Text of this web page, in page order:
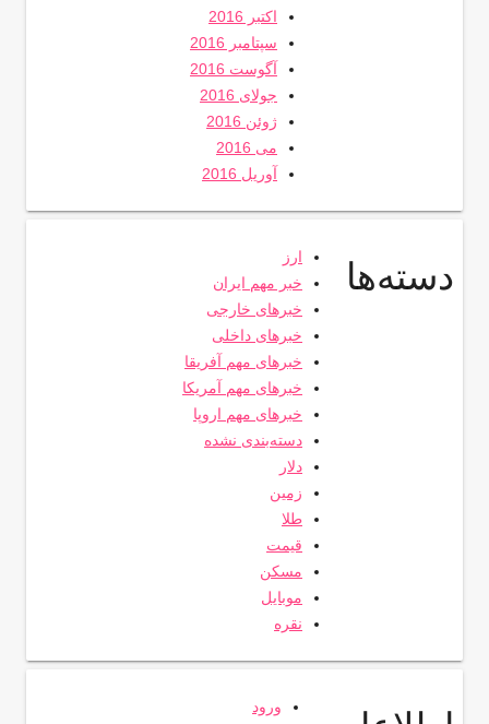
اکتبر 2016
سپتامبر 2016
آگوست 2016
جولای 2016
ژوئن 2016
می 2016
آوریل 2016
دسته‌ها
ارز
خبر مهم ایران
خبرهای خارجی
خبرهای داخلی
خبرهای مهم آفریقا
خبرهای مهم آمریکا
خبرهای مهم اروپا
دسته‌بندی نشده
دلار
زمین
طلا
قیمت
مسکن
موبایل
نقره
ورود